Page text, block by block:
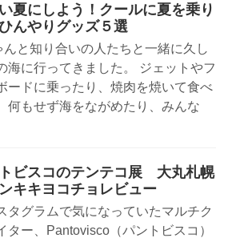
夏にしよう！クールに夏を乗り
んやりグッズ５選
んと知り合いの人たちと一緒に久し
海に行ってきました。 ジェットやフ
ードに乗ったり、焼肉を焼いて食べ
何もせず海をながめたり、みんな
ビスコのテンテコ展 大丸札幌
キキヨコチョレビュー
タグラムで気になっていたマルチク
ター、Pantovisco（パントビスコ）